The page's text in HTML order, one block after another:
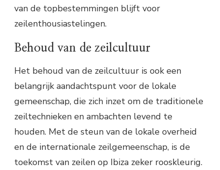
van de topbestemmingen blijft voor
zeilenthousiastelingen.
Behoud van de zeilcultuur
Het behoud van de zeilcultuur is ook een
belangrijk aandachtspunt voor de lokale
gemeenschap, die zich inzet om de traditionele
zeiltechnieken en ambachten levend te
houden. Met de steun van de lokale overheid
en de internationale zeilgemeenschap, is de
toekomst van zeilen op Ibiza zeker rooskleurig.